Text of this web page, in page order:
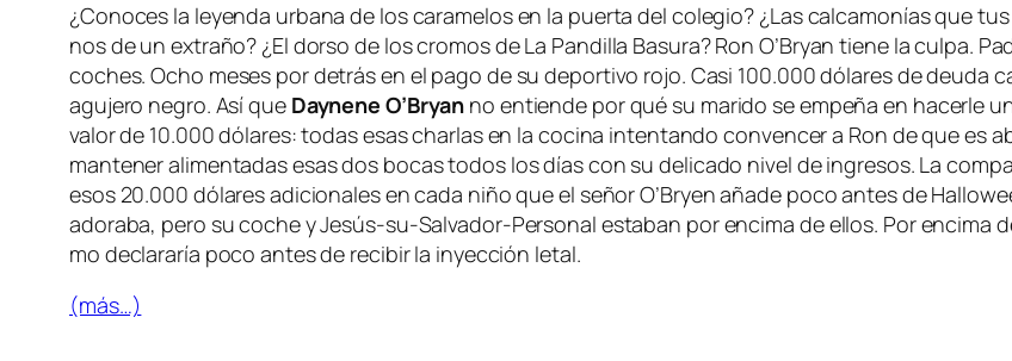
¿Conoces la le­yen­da ur­ba­na de los ca­ra­me­los en la puer­ta del co­le­gio? ¿Las cal­ca­mo­nías que
nos de un ex­tra­ño? ¿El dor­so de los cro­mos deLa Pandilla Basura? Ron O’Bryan tie­ne la cul­pa.
co­ches. Ocho me­ses por de­trás en el pa­go de su de­por­ti­vo ro­jo. Casi 100.000 dó­la­res de deu­da
agu­je­ro ne­gro. Así que Daynene O’Bryan no en­tien­de por qué su ma­ri­do se em­pe­ña en ha­cer­le
va­lor de 10.000 dó­la­res: to­das esas char­las en la co­ci­na in­ten­tan­do con­ven­cer a Ron de que es
man­te­ner ali­men­ta­das esas dos bo­cas to­dos los días con su de­li­ca­do ni­vel de in­gre­sos. La
esos 20.000 dó­la­res adi­cio­na­les en ca­da ni­ño que el se­ñor O’Bryen aña­de po­co an­tes de
ado­ra­ba, pe­ro su co­che y Jesús-su-Salvador-Personal es­ta­ban por en­ci­ma de ellos. Por
mo de­cla­ra­ría po­co an­tes de re­ci­bir la in­yec­ción letal.
(más…)